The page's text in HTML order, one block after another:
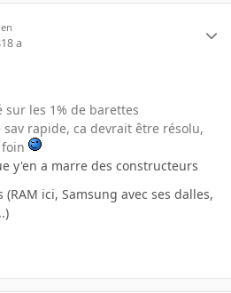
18 a
les 1% de barettes
rapide, ca devrait être résolu,
y'en a marre des constructeurs
ici, Samsung avec ses dalles,